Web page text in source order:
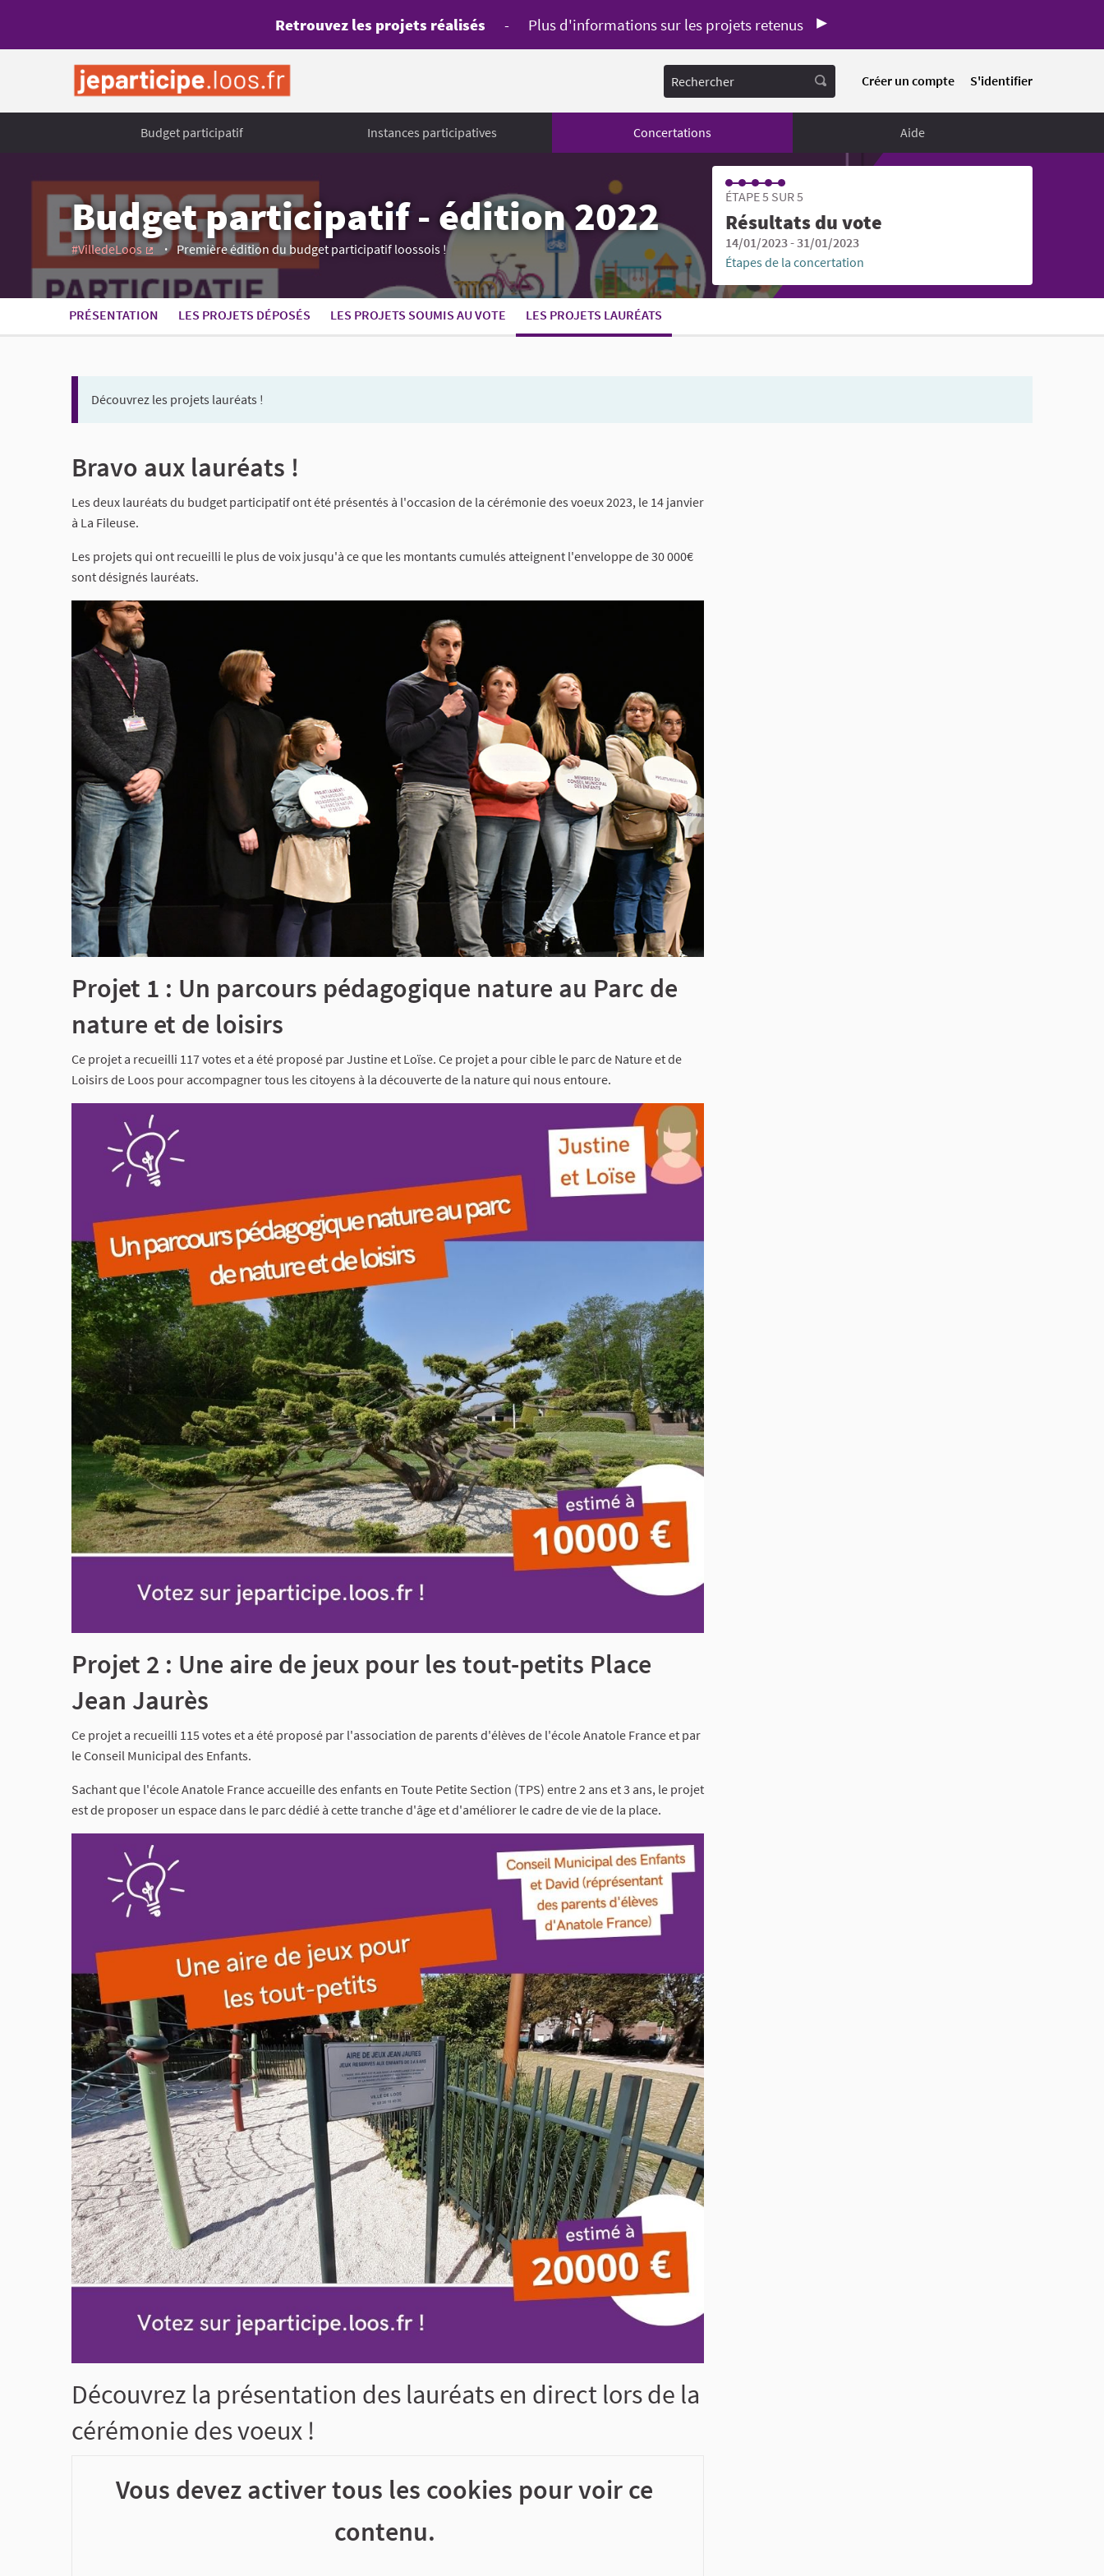
Retrouvez les projets réalisés - Plus d'informations sur les projets retenus
Rechercher Créer un compte S'identifier
Budget participatif Instances participatives Concertations Aide
Budget participatif - édition 2022
#VilledeLoos
Première édition du budget participatif loossois !
ÉTAPE 5 SUR 5
Résultats du vote
14/01/2023 - 31/01/2023
Étapes de la concertation
PRÉSENTATION LES PROJETS DÉPOSÉS LES PROJETS SOUMIS AU VOTE LES PROJETS LAURÉATS
Découvrez les projets lauréats !
Bravo aux lauréats !
Les deux lauréats du budget participatif ont été présentés à l'occasion de la cérémonie des voeux 2023, le 14 janvier
à La Fileuse.
Les projets qui ont recueilli le plus de voix jusqu'à ce que les montants cumulés atteignent l'enveloppe de 30 000€
sont désignés lauréats.
Projet 1 : Un parcours pédagogique nature au Parc de
nature et de loisirs
Ce projet a recueilli 117 votes et a été proposé par Justine et Loïse. Ce projet a pour cible le parc de Nature et de
Loisirs de Loos pour accompagner tous les citoyens à la découverte de la nature qui nous entoure.
Projet 2 : Une aire de jeux pour les tout-petits Place
Jean Jaurès
Ce projet a recueilli 115 votes et a été proposé par l'association de parents d'élèves de l'école Anatole France et par
le Conseil Municipal des Enfants.
Sachant que l'école Anatole France accueille des enfants en Toute Petite Section (TPS) entre 2 ans et 3 ans, le projet
est de proposer un espace dans le parc dédié à cette tranche d'âge et d'améliorer le cadre de vie de la place.
Découvrez la présentation des lauréats en direct lors de la
cérémonie des voeux !
Vous devez activer tous les cookies pour voir ce
contenu.